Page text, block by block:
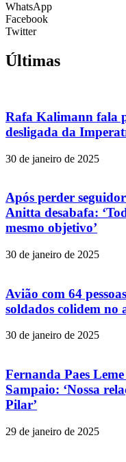
WhatsApp
Facebook
Twitter
Últimas
Rafa Kalimann fala
desligada da
30 de janeiro de 2025
Após perder
Anitta desabafa:
mesmo objetivo’
30 de janeiro de 2025
Avião com 64
soldados colidem no
30 de janeiro de 2025
Fernanda Paes
Sampaio: ‘Nossa
Pilar’
29 de janeiro de 2025